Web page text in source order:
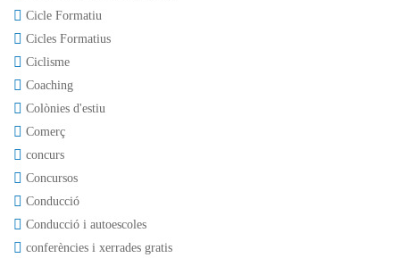
Cicle Formatiu
Cicles Formatius
Ciclisme
Coaching
Colònies d'estiu
Comerç
concurs
Concursos
Conducció
Conducció i autoescoles
conferències i xerrades gratis